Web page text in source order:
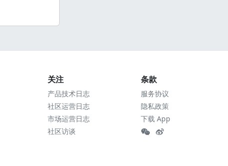
关注
产品技术日志
社区运营日志
市场运营日志
社区访谈
条款
服务协议
隐私政策
下载 App